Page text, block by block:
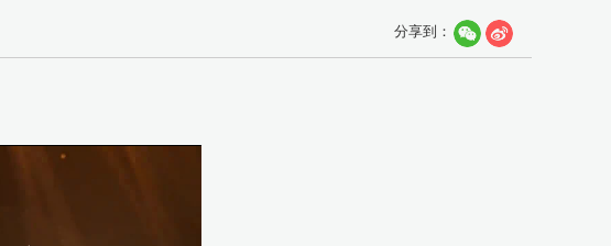
分享到：